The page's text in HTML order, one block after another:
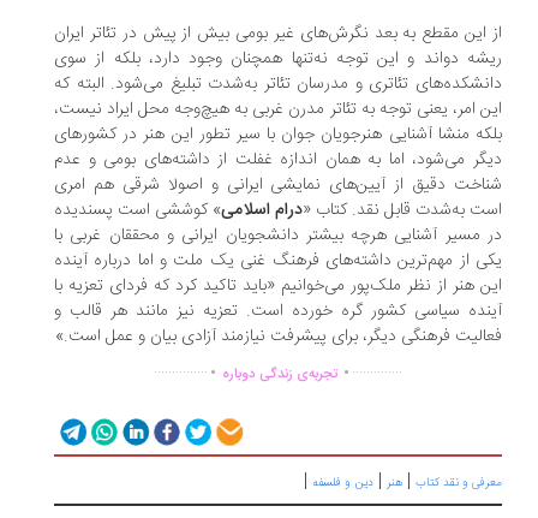
این مقطع به بعد نگرش‌های غیر بومی بیش از پیش در تئاتر ایران
دواند و این توجه نه‌تنها همچنان وجود دارد، بلکه از سوی
تئاتری و مدرسان تئاتر به‌شدت تبلیغ می‌شود. البته که
امر، یعنی توجه به تئاتر مدرن غربی به هیچ‌وجه محل ایراد نیست،
منشا آشنایی هنرجویان جوان با سیر تطور این هنر در کشورهای
می‌شود، اما به همان اندازه غفلت از داشته‌های بومی و عدم
دقیق از آیین‌های نمایشی ایرانی و اصولا شرقی هم امری
به‌شدت قابل نقد. کتاب « درام اسلامی» کوششی است پسندیده
مسیر آشنایی هرچه بیشتر دانشجویان ایرانی و محققان غربی با
از مهم‌ترین داشته‌های فرهنگ غنی یک ملت و اما درباره آینده
هنر از نظر ملک‌پور می‌خوانیم «باید تاکید کرد که فردای تعزیه با
سیاسی کشور گره خورده است. تعزیه نیز مانند هر قالب و
فرهنگی دیگر، برای پیشرفت نیازمند آزادی بیان و عمل است.»
................تجربه‌ی زندگی دوباره ...............
و نقد کتاب|هنر|دین و فلسفه|